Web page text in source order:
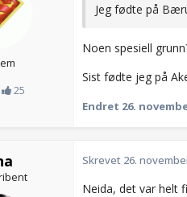
25
Jeg fødte på
Noen spesiell
Sist fødte jeg på
Endret 26.
Skrevet 26.
Neida, det var helt